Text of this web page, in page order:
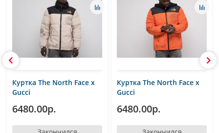
Куртка The North Face x
Gucci
6480.00р.
Куртка The North Face x
Gucci
6480.00р.